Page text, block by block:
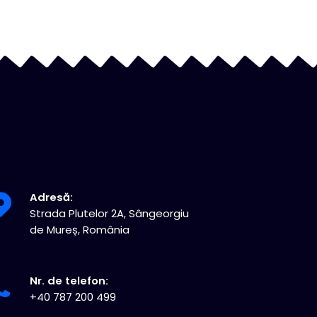
Adresă:
Strada Plutelor 2A, Sângeorgiu
de Mureș, România
Nr. de telefon:
+40 787 200 499